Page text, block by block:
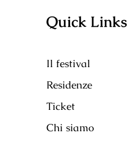
Quick Links
Il festival
Residenze
Ticket
Chi siamo